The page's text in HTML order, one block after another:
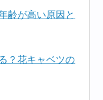
齢が高い原因と
？花キャベツの